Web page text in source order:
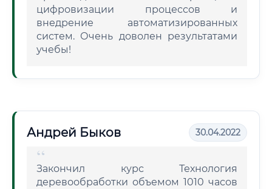
цифровизации процессов и
внедрение автоматизированных
систем. Очень доволен результатами
учебы!
Андрей Быков 30.04.2022
Закончил курс Технология
деревообработки объемом 1010 часов